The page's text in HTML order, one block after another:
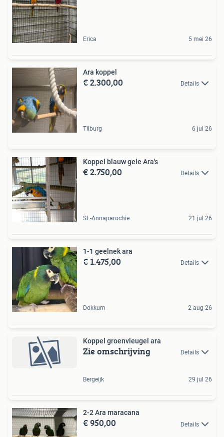
Erica 5 mei 26
Ara koppel
€ 2.300,00 Details
Tilburg 6 jul 26
Koppel blauw gele Ara's
€ 2.750,00 Details
St.-Annaparochie 21 jul 26
1-1 geelnek ara
€ 1.475,00 Details
Dokkum 2 aug 26
Koppel groenvleugel ara
Zie omschrijving Details
Bergeijk 29 jul 26
2-2 Ara maracana
€ 950,00 Details